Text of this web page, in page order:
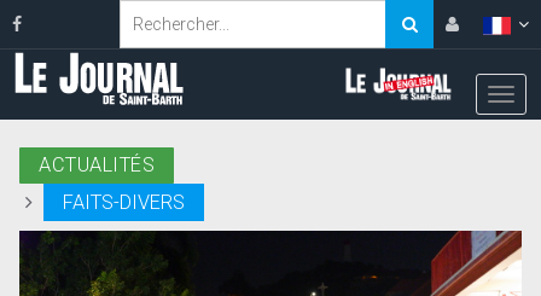
ACTUALITÉS
FAITS-DIVERS